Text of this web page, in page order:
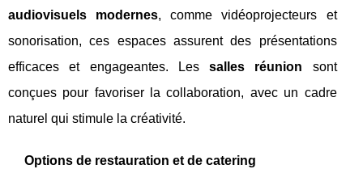
audiovisuels modernes, comme vidéoprojecteurs et
sonorisation, ces espaces assurent des présentations
efficaces et engageantes. Lessalles réunion sont
conçues pour favoriser la collaboration, avec un cadre
naturel qui stimule la créativité.
Options de restauration et de catering